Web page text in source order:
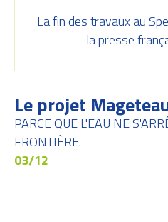
La fin des travaux au
la presse
Le projet
PARCE QUE L'EAU NE
FRONTIÈRE.
03/12